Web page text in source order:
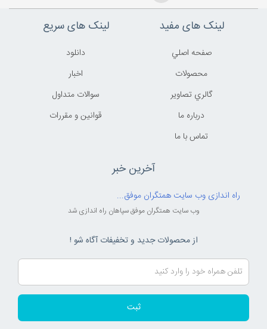
لینک های مفید
صفحه اصلي
محصولات
گالري تصاوير
درباره ما
تماس با ما
لینک های سریع
دانلود
اخبار
سوالات متداول
قوانين و مقررات
آخرین خبر
راه اندازی وب سایت همتگران موفق...
وب سایت همتگران موفق سپاهان راه اندازی شد
از محصولات جدید و تخفیفات آگاه شو !
ثبت